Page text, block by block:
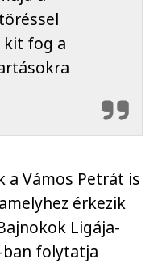
kit fog a
a Vámos Petrát is
érkezik
Ligája-
ban folytatja